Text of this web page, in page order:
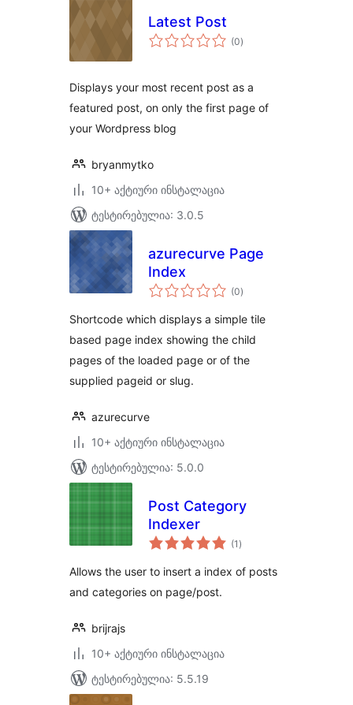
Latest Post
(0საერთო
რეიტინგი
)
Displays your most recent post as a
featured post, on only the first page of
your Wordpress blog
bryanmytko
10+ აქტიური ინსტალაცია
ტესტირებულია: 3.0.5
azurecurve Page
Index
(0საერთო
რეიტინგი
)
Shortcode which displays a simple tile
based page index showing the child
pages of the loaded page or of the
supplied pageid or slug.
azurecurve
10+ აქტიური ინსტალაცია
ტესტირებულია: 5.0.0
Post Category
Indexer
(1 საერთო
რეიტინგი
)
Allows the user to insert a index of posts
and categories on page/post.
brijrajs
10+ აქტიური ინსტალაცია
ტესტირებულია: 5.5.19